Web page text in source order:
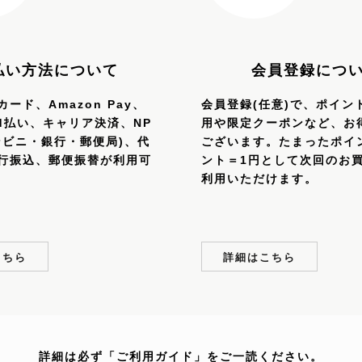
い方法について
ード、Amazon Pay、
い、キャリア決済、NP
ニ・銀行・郵便局)、代
振込、郵便振替が利用可
ら
会員登録につ
会員登録(任意)で、ポイン
用や限定クーポンなど、お
ございます。たまったポイ
ント＝1円として次回のお
利用いただけます。
詳細はこちら
詳細は必ず「ご利用ガイド」をご一読ください。